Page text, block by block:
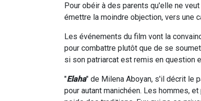
Pour obéir à des parents qu'elle ne
émettre la moindre objection, vers une
Les événements du film vont la
pour combattre plutôt que de se
si son patriarcat est remis en question
"Elaha" de Milena Aboyan, s'il décrit le
pour autant manichéen. Les hommes,